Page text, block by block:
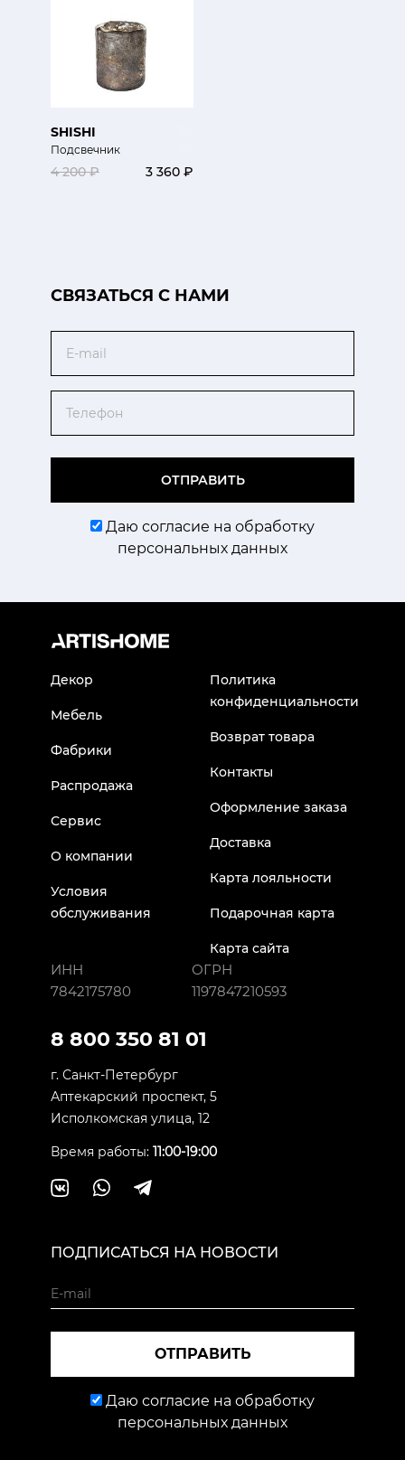
SHISHI
Подсвечник
4 200 ₽ 3 360 ₽
CВЯЗАТЬСЯ С НАМИ
ОТПРАВИТЬ
Даю согласие на обработку
персональных данных
Декор
Мебель
Фабрики
Распродажа
Сервис
О компании
Условия
обслуживания
Политика
конфиденциальности
Возврат товара
Контакты
Оформление заказа
Доставка
Карта лояльности
Подарочная карта
Карта сайта
ИНН
7842175780
ОГРН
1197847210593
8 800 350 81 01
г. Санкт-Петербург
Аптекарский проспект, 5
Исполкомская улица, 12
Время работы: 11:00-19:00
ПОДПИСАТЬСЯ НА НОВОСТИ
ОТПРАВИТЬ
Даю согласие на обработку
персональных данных